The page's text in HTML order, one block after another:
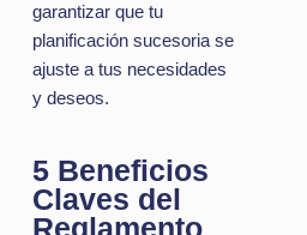
garantizar que tu
planificación sucesoria se
ajuste a tus necesidades
y deseos.
5 Beneficios
Claves del
Reglamento